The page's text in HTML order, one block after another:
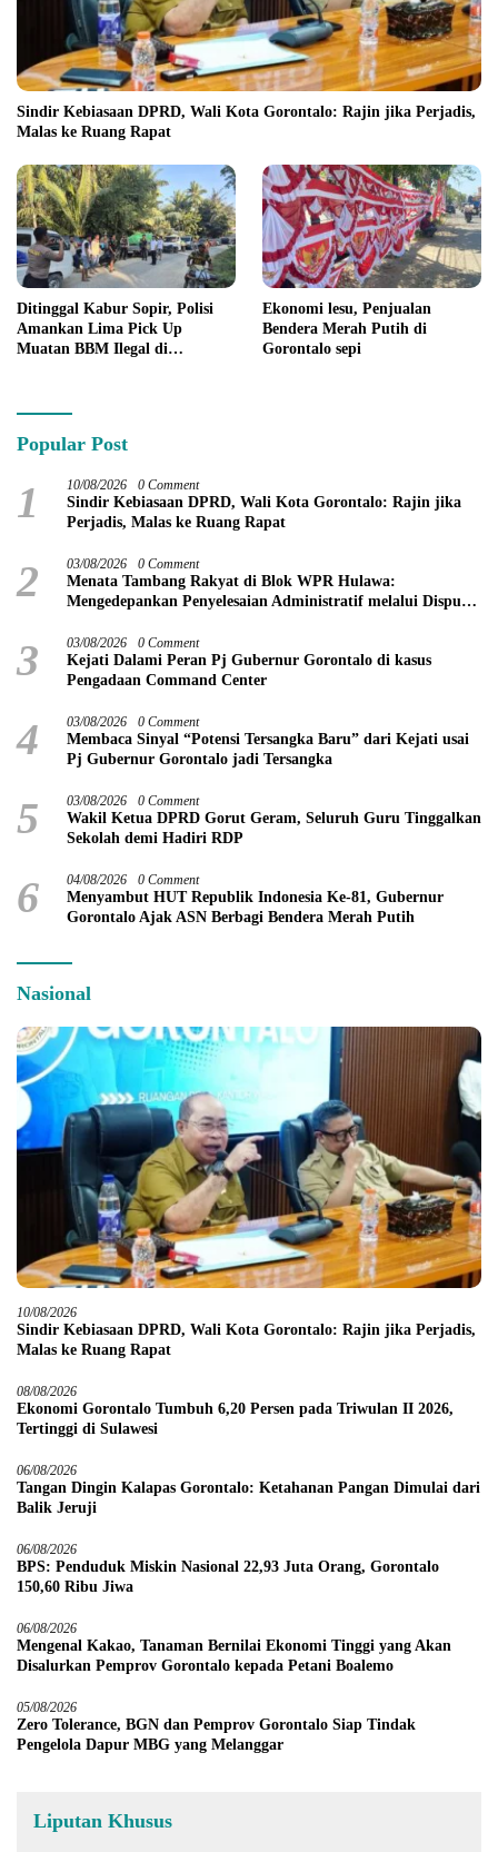
Sindir Kebiasaan DPRD, Wali Kota Gorontalo: Rajin jika Perjadis,
Malas ke Ruang Rapat
Ditinggal Kabur Sopir, Polisi
Amankan Lima Pick Up
Muatan BBM Ilegal di
Ekonomi lesu, Penjualan
Bendera Merah Putih di
Gorontalo sepi
Popular Post
1 10/08/2026 0 Comment
Sindir Kebiasaan DPRD, Wali Kota Gorontalo: Rajin jika
Perjadis, Malas ke Ruang Rapat
2 03/08/2026 0 Comment
Menata Tambang Rakyat di Blok WPR Hulawa:
Mengedepankan Penyelesaian Administratif melalui Dispute
3 03/08/2026 0 Comment
Kejati Dalami Peran Pj Gubernur Gorontalo di kasus
Pengadaan Command Center
4 03/08/2026 0 Comment
Membaca Sinyal “Potensi Tersangka Baru” dari Kejati usai
Pj Gubernur Gorontalo jadi Tersangka
5 03/08/2026 0 Comment
Wakil Ketua DPRD Gorut Geram, Seluruh Guru Tinggalkan
Sekolah demi Hadiri RDP
6 04/08/2026 0 Comment
Menyambut HUT Republik Indonesia Ke-81, Gubernur
Gorontalo Ajak ASN Berbagi Bendera Merah Putih
Nasional
10/08/2026
Sindir Kebiasaan DPRD, Wali Kota Gorontalo: Rajin jika Perjadis,
Malas ke Ruang Rapat
08/08/2026
Ekonomi Gorontalo Tumbuh 6,20 Persen pada Triwulan II 2026,
Tertinggi di Sulawesi
06/08/2026
Tangan Dingin Kalapas Gorontalo: Ketahanan Pangan Dimulai dari
Balik Jeruji
06/08/2026
BPS: Penduduk Miskin Nasional 22,93 Juta Orang, Gorontalo
150,60 Ribu Jiwa
06/08/2026
Mengenal Kakao, Tanaman Bernilai Ekonomi Tinggi yang Akan
Disalurkan Pemprov Gorontalo kepada Petani Boalemo
05/08/2026
Zero Tolerance, BGN dan Pemprov Gorontalo Siap Tindak
Pengelola Dapur MBG yang Melanggar
Liputan Khusus